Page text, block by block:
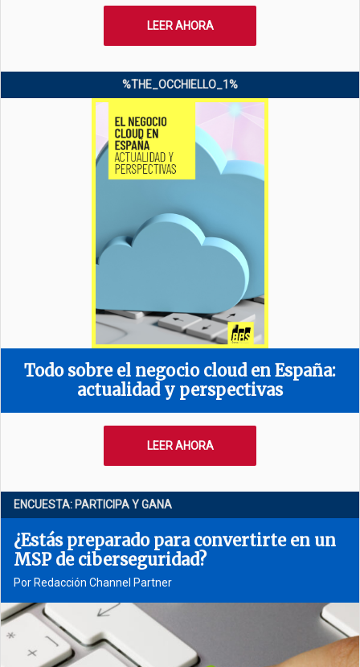
LEER AHORA
%THE_OCCHIELLO_1%
Todo sobre el negocio cloud en España:
actualidad y perspectivas
LEER AHORA
ENCUESTA: PARTICIPA Y GANA
¿Estás preparado para convertirte en un
MSP de ciberseguridad?
Por Redacción Channel Partner